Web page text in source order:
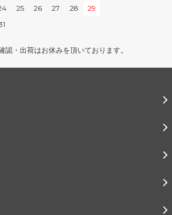
25 26 27 28
29
認・出荷はお休みを頂いております。